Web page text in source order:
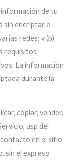
de tu
sin encriptar e
redes; y (b)
requisitos
La información
durante la
copiar, vender,
usp del
contacto en el sitio
sin el expreso